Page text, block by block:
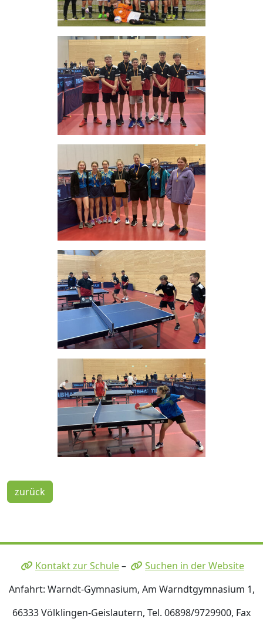
zurück
Kontakt zur Schule–
Suchen in der Website
Anfahrt: Warndt-Gymnasium, Am Warndtgymnasium 1,
66333 Völklingen-Geislautern, Tel. 06898/9729900, Fax